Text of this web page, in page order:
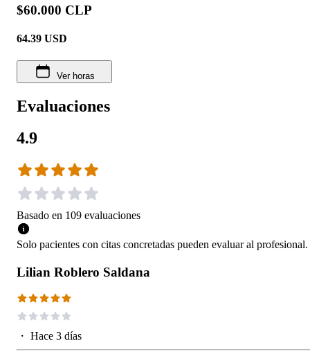
$60.000 CLP
64.39 USD
Ver horas
Evaluaciones
4.9
Basado en 109 evaluaciones
Solo pacientes con citas concretadas pueden evaluar al profesional.
Lilian Roblero Saldana
・ Hace 3 días